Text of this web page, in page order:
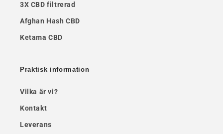
3X CBD filtrerad
Afghan Hash CBD
Ketama CBD
Praktisk information
Vilka är vi?
Kontakt
Leverans